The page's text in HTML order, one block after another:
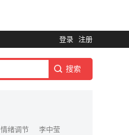
登录 注册
情绪调节
李中莹